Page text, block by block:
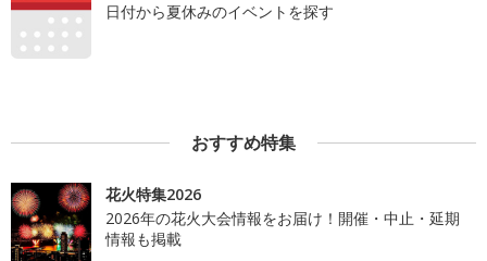
日付から夏休みのイベントを探す
おすすめ特集
花火特集2026
2026年の花火大会情報をお届け！開催・中止・延期
情報も掲載